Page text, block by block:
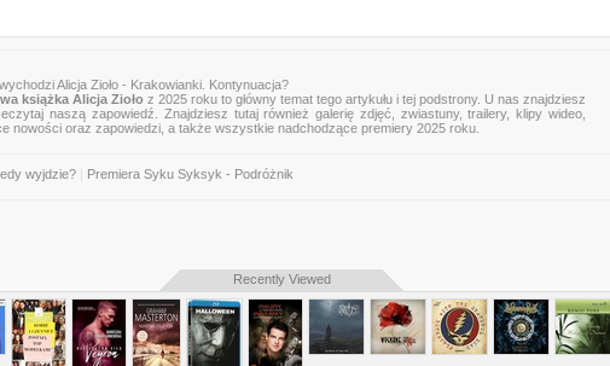
Alicja Zioło - Krakowianki. Kontynuacja?
książka Alicja Zioło z 2025 roku to główny temat tego artykułu i tej podstrony. U nas znajdziesz
naszą zapowiedź. Znajdziesz tutaj również galerię zdjęć, zwiastuny, trailery, klipy wideo,
nowości oraz zapowiedzi, a także wszystkie nadchodzące premiery 2025 roku.
wyjdzie? Premiera Syku Syksyk - Podróżnik
Recently Viewed